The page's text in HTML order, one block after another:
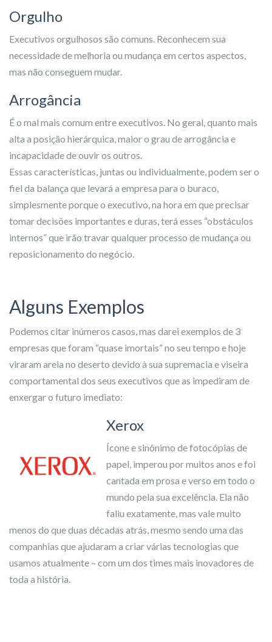
Orgulho
Executivos orgulhosos são comuns. Reconhecem sua
necessidade de melhoria ou mudança em certos aspectos,
mas não conseguem mudar.
Arrogância
É o mal mais comum entre executivos. No geral, quanto mais
alta a posição hierárquica, maior o grau de arrogância e
incapacidade de ouvir os outros.
Essas características, juntas ou individualmente, podem ser o
fiel da balança que levará a empresa para o buraco,
simplesmente porque o executivo, na hora em que precisar
tomar decisões importantes e duras, terá esses “obstáculos
internos” que irão travar qualquer processo de mudança ou
reposicionamento do negócio.
Alguns Exemplos
Podemos citar inúmeros casos, mas darei exemplos de 3
empresas que foram “quase imortais” no seu tempo e hoje
viraram areia no deserto devido à sua supremacia e viseira
comportamental dos seus executivos que as impediram de
enxergar o futuro imediato:
Xerox
Ícone e sinônimo de fotocópias de
papel, imperou por muitos anos e foi
cantada em prosa e verso em todo o
mundo pela sua excelência. Ela não
faliu exatamente, mas vale muito
menos do que duas décadas atrás, mesmo sendo uma das
companhias que ajudaram a criar várias tecnologias que
usamos atualmente – com um dos times mais inovadores de
toda a história.